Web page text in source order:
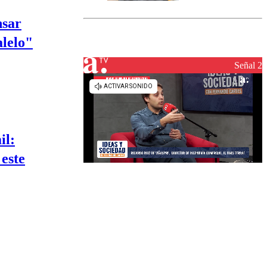
el fin de la
reconstrucciónSeñal 2